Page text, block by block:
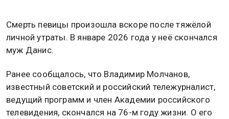
Смерть певицы произошла вскоре после тяжёлой
личной утраты. В январе 2026 года у неё скончался
муж Данис.
Ранее сообщалось, что Владимир Молчанов,
известный советский и российский тележурналист,
ведущий программ и член Академии российского
телевидения, скончался на 76-м году жизни. О его